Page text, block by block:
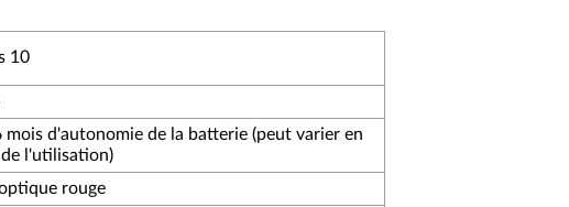
10
mois d'autonomie de la batterie (peut varier en
l'utilisation)
rouge